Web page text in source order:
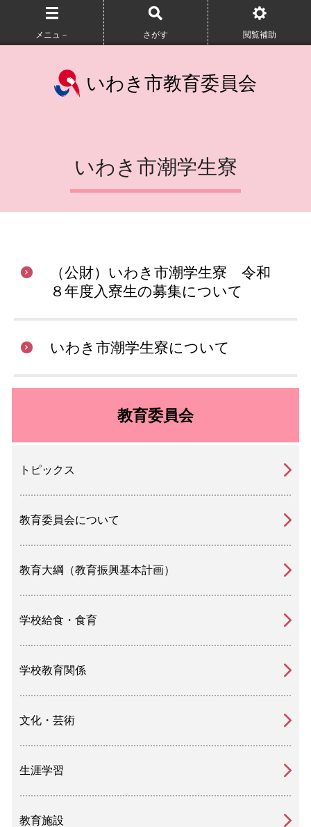
メニュ－ さがす 閲覧補助
いわき市教育委員会
いわき市潮学生寮
（公財）いわき市潮学生寮 令和
８年度入寮生の募集について
いわき市潮学生寮について
教育委員会
トピックス
教育委員会について
教育大綱（教育振興基本計画）
学校給食・食育
学校教育関係
文化・芸術
生涯学習
教育施設